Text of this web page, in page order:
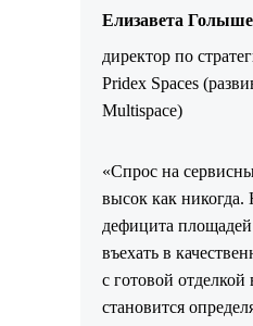
Елизавета
директор по
Pridex Spaces
Multispace)
«Спрос на
высок как никогда.
дефицита
въехать в
с готовой отделкой
становится